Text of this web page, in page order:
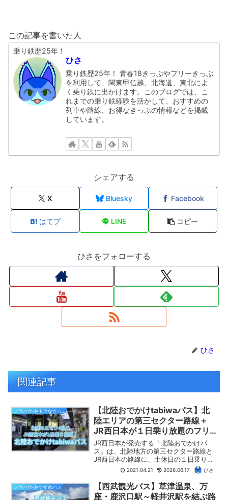
この記事を書いた人
乗り鉄歴25年！
ひさ
乗り鉄歴25年！ 青春18きっぷやフリーきっぷ
を利用して、関東甲信越、北海道、東北によ
く乗り鉄に出かけます。このブログでは、こ
れまでの乗り鉄経験を活かして、おすすめの
列車や路線、お得なきっぷの情報などを掲載
しています。
シェアする
X Bluesky Facebook
はてブ LINE コピー
ひさをフォローする
ひさ
関連記事
【北陸おでかけtabiwaパス】北
陸エリアの第三セクター路線＋
JR西日本が１日乗り放題のフリ
ーきっぷ！ 青春18きっぷとの組
み合わせがおすすめ！
JR西日本が発売する「北陸おでかけパ
ス」は、北陸地方の第三セクター路線と
JR西日本の路線に、土休日の１日乗り放
題となるフリーきっぷです。北陸新幹線
の開業で北陸本線が第三セクターに移管
されてしまい、青春18きっぷでは旅行し
ずらくなってしまったエリアですが、
2021.04.21 2026.06.17 ひさ
ノウハウ-おすすめバス
【西武観光バス】草津温泉、万
座・鹿沢口駅～軽井沢駅を結ぶ路